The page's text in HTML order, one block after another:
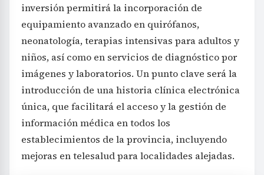
inversión permitirá la incorporación de
equipamiento avanzado en quirófanos,
neonatología, terapias intensivas para adultos y
niños, así como en servicios de diagnóstico por
imágenes y laboratorios. Un punto clave será la
introducción de una historia clínica electrónica
única, que facilitará el acceso y la gestión de
información médica en todos los
establecimientos de la provincia, incluyendo
mejoras en telesalud para localidades alejadas.